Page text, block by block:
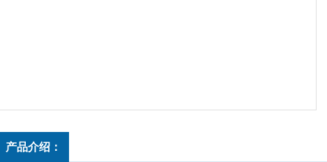
产品介绍：